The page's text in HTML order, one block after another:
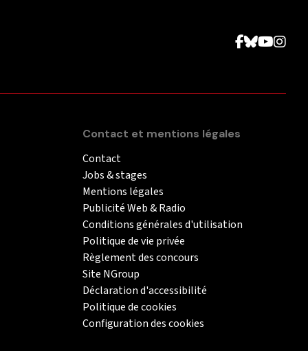
Contact et mentions légales
Contact
Jobs & stages
Mentions légales
Publicité Web & Radio
Conditions générales d'utilisation
Politique de vie privée
Règlement des concours
Site NGroup
Déclaration d'accessibilité
Politique de cookies
Configuration des cookies